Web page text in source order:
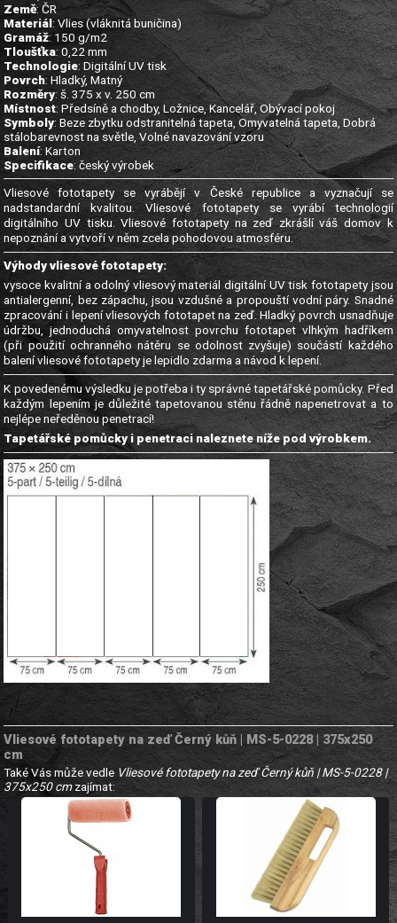
Země: ČR
Materiál: Vlies (vláknitá buničina)
Gramáž: 150 g/m2
Tloušťka: 0,22 mm
Technologie: Digitální UV tisk
Povrch: Hladký, Matný
Rozměry: š. 375 x v. 250 cm
Místnost: Předsíně a chodby, Ložnice, Kancelář, Obývací pokoj
Symboly: Beze zbytku odstranitelná tapeta, Omyvatelná tapeta, Dobrá
stálobarevnost na světle, Volné navazování vzoru
Balení: Karton
Specifikace: český výrobek
Vliesové fototapety se vyrábějí v České republice a vyznačují se
nadstandardní kvalitou. Vliesové fototapety se vyrábí technologií
digitálního UV tisku. Vliesové fototapety na zeď zkrášlí váš domov k
nepoznání a vytvoří v něm zcela pohodovou atmosféru.
Výhody vliesové fototapety:
vysoce kvalitní a odolný vliesový materiál digitální UV tisk fototapety jsou
antialergenní, bez zápachu, jsou vzdušné a propouští vodní páry. Snadné
zpracování i lepení vliesových fototapet na zeď. Hladký povrch usnadňuje
údržbu, jednoduchá omyvatelnost povrchu fototapet vlhkým hadříkem
(při použití ochranného nátěru se odolnost zvyšuje) součástí každého
balení vliesové fototapety je lepidlo zdarma a návod k lepení.
K povedenému výsledku je potřeba i ty správné tapetářské pomůcky. Před
každým lepením je důležité tapetovanou stěnu řádně napenetrovat a to
nejlépe neředěnou penetrací!
Tapetářské pomůcky i penetraci naleznete níže pod výrobkem.
Vliesové fototapety na zeď Černý kůň | MS-5-0228 | 375x250
cm
Také Vás může vedle Vliesové fototapety na zeď Černý kůň | MS-5-0228 |
375x250 cmzajímat: